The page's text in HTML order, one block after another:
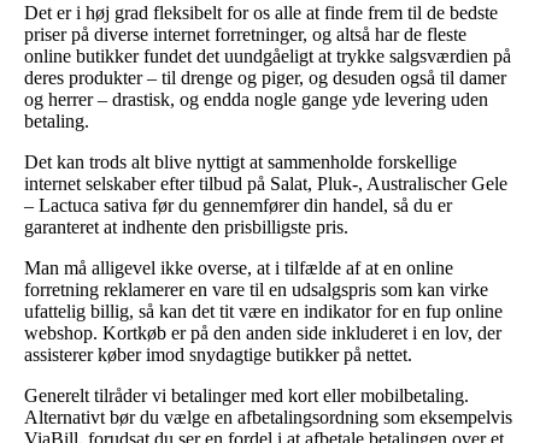
Det er i høj grad fleksibelt for os alle at finde frem til de bedste
priser på diverse internet forretninger, og altså har de fleste
online butikker fundet det uundgåeligt at trykke salgsværdien på
deres produkter – til drenge og piger, og desuden også til damer
og herrer – drastisk, og endda nogle gange yde levering uden
betaling.
Det kan trods alt blive nyttigt at sammenholde forskellige
internet selskaber efter tilbud på Salat, Pluk-, Australischer Gele
– Lactuca sativa før du gennemfører din handel, så du er
garanteret at indhente den prisbilligste pris.
Man må alligevel ikke overse, at i tilfælde af at en online
forretning reklamerer en vare til en udsalgspris som kan virke
ufattelig billig, så kan det tit være en indikator for en fup online
webshop. Kortkøb er på den anden side inkluderet i en lov, der
assisterer køber imod snydagtige butikker på nettet.
Generelt tilråder vi betalinger med kort eller mobilbetaling.
Alternativt bør du vælge en afbetalingsordning som eksempelvis
ViaBill, forudsat du ser en fordel i at afbetale betalingen over et